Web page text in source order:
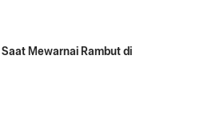
Mewarnai Rambut di